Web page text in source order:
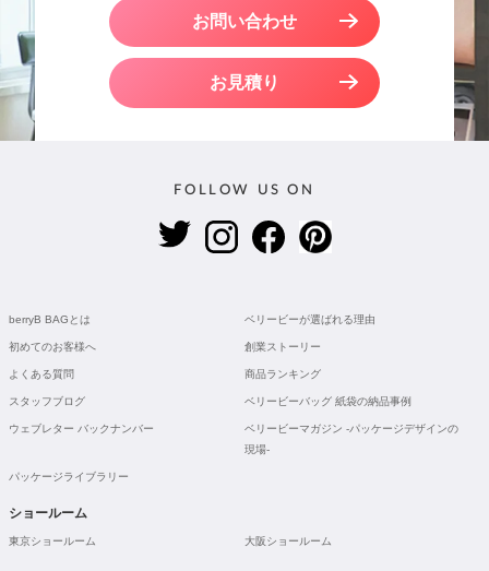
お問い合わせ
お見積り
FOLLOW US ON
berryB BAGとは ベリービーが選ばれる理由
初めてのお客様へ 創業ストーリー
よくある質問 商品ランキング
スタッフブログ ベリービーバッグ 紙袋の納品事例
ウェブレター バックナンバー
ベリービーマガジン -パッケージデザインの
現場-
パッケージライブラリー
ショールーム
東京ショールーム 大阪ショールーム